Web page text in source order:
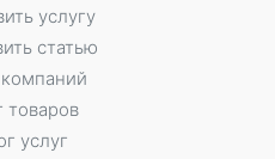
услугу
статью
компаний
товаров
услуг